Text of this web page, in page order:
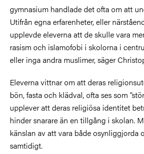
gymnasium handlade det ofta om att
Utifrån egna erfarenheter, eller
upplevde eleverna att de skulle vara
rasism och islamofobi i skolorna i
eller inga andra muslimer, säger
Eleverna vittnar om att deras
bön, fasta och klädval, ofta ses som
upplever att deras religiösa identitet
hinder snarare än en tillgång i skolan.
känslan av att vara både osynliggjorda
samtidigt.